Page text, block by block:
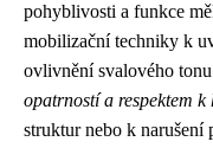
pohyblivosti a funkce
mobilizační techniky k
ovlivnění svalového
opatrností a respektem
struktur nebo k narušení